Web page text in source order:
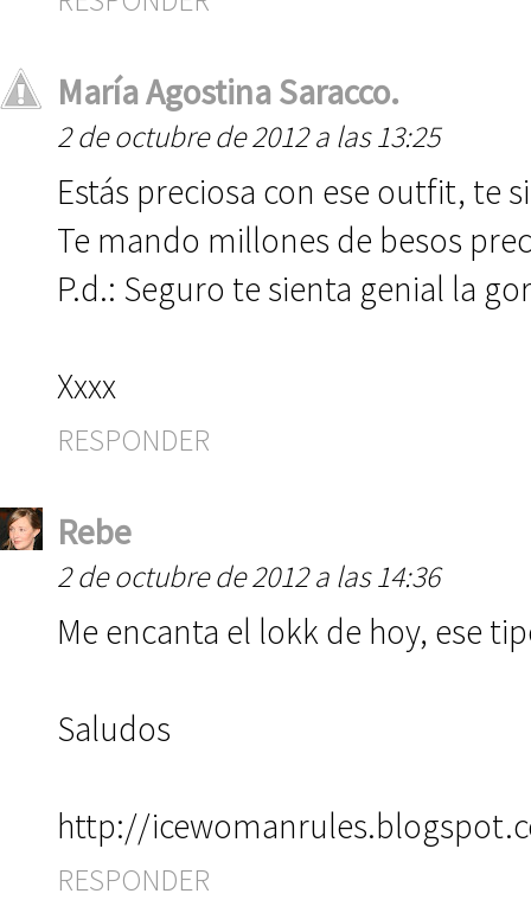
María Agostina Saracco.
2 de octubre de 2012 a las 13:25
Estás preciosa con ese outfit, te
Te mando millones de besos
P.d.: Seguro te sienta genial la
Xxxx
RESPONDER
Rebe
2 de octubre de 2012 a las 14:36
Me encanta el lokk de hoy, ese
Saludos
http://
RESPONDER